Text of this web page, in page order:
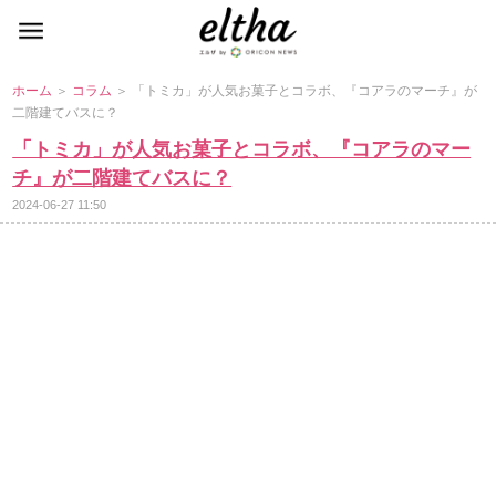
ホーム ＞ コラム ＞ 「トミカ」が人気お菓子とコラボ、『コアラのマーチ』が
二階建てバスに？
「トミカ」が人気お菓子とコラボ、『コアラのマー
チ』が二階建てバスに？
2024-06-27 11:50